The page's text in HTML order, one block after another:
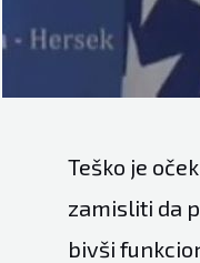
Teško je
zamisliti da
bivši